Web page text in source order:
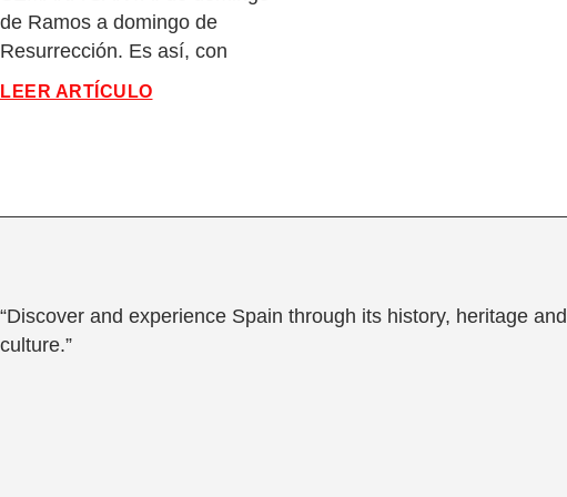
de Ramos a domingo de
Resurrección. Es así, con
LEER ARTÍCULO
“Discover and experience Spain through its history, heritage and
culture.”